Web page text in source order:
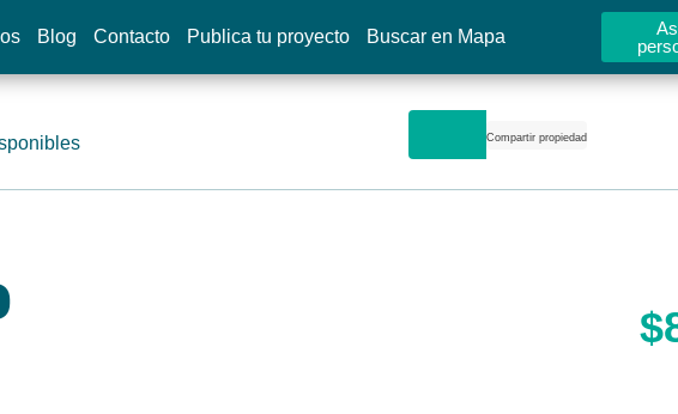
Blog Contacto Publica tu proyecto Buscar en Mapa
Compartir propiedad